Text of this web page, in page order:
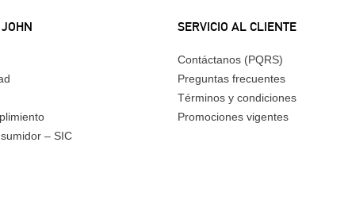
– SIC
SERVICIO AL CLIENTE
Contáctanos (PQRS)
Preguntas frecuentes
Términos y condiciones
Promociones vigentes